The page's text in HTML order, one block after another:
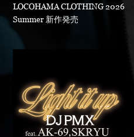
LOCOHAMA CLOTHING 2026
Summer 新作発売